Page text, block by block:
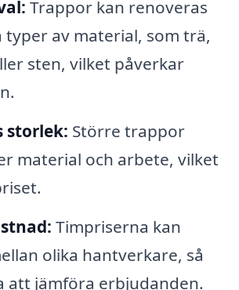
Trappor kan renoveras
typer av material, som trä,
sten, vilket påverkar
storlek: Större trappor
material och arbete, vilket
Timpriserna kan
olika hantverkare, så
att jämföra erbjudanden.